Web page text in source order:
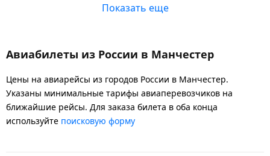
Показать еще
Авиабилеты из России в Манчестер
Цены на авиарейсы из городов России в Манчестер.
Указаны минимальные тарифы авиаперевозчиков на
ближайшие рейсы. Для заказа билета в оба конца
используйте поисковую форму